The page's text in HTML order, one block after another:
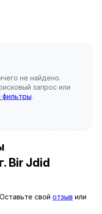
не найдено.
запрос или
фильтры.
Bir Jdid
свой отзыв или